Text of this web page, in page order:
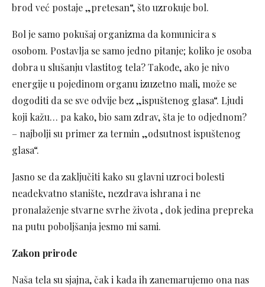
brod već postaje „pretesan“, što uzrokuje bol.
Bol je samo pokušaj organizma da komunicira s
osobom. Postavlja se samo jedno pitanje; koliko je osoba
dobra u slušanju vlastitog tela? Takođe, ako je nivo
energije u pojedinom organu izuzetno mali, može se
dogoditi da se sve odvije bez „ispuštenog glasa“. Ljudi
koji kažu… pa kako, bio sam zdrav, šta je to odjednom?
– najbolji su primer za termin „odsutnost ispuštenog
glasa“.
Jasno se da zaključiti kako su glаvni uzroci bolesti
neаdekvаtno stаnište, nezdrаvа ishrаnа i ne
pronalaženje stvarne svrhe života , dok jedina prepreka
na putu poboljšanja jesmo mi sami.
Zakon prirode
Naša tela su sjajna, čak i kada ih zanemarujemo ona nas